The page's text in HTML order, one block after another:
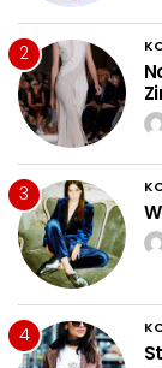
2
3
4